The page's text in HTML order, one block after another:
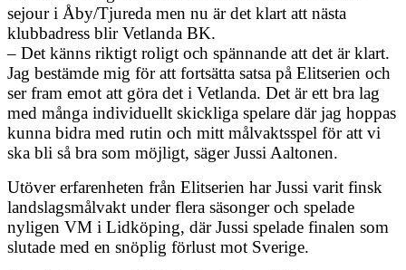
sejour i Åby/Tjureda men nu är det klart att nästa
klubbadress blir Vetlanda BK.
– Det känns riktigt roligt och spännande att det är klart.
Jag bestämde mig för att fortsätta satsa på Elitserien och
ser fram emot att göra det i Vetlanda. Det är ett bra lag
med många individuellt skickliga spelare där jag hoppas
kunna bidra med rutin och mitt målvaktsspel för att vi
ska bli så bra som möjligt, säger Jussi Aaltonen.
Utöver erfarenheten från Elitserien har Jussi varit finsk
landslagsmålvakt under flera säsonger och spelade
nyligen VM i Lidköping, där Jussi spelade finalen som
slutade med en snöplig förlust mot Sverige.